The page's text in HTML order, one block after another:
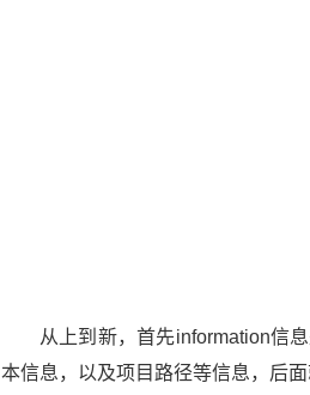
从上到新，首先information信
本信息，以及项目路径等信息，后